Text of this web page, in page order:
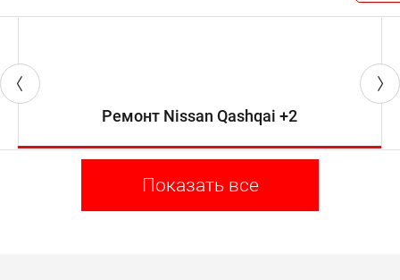
Ремонт Nissan Qashqai +2
Показать все